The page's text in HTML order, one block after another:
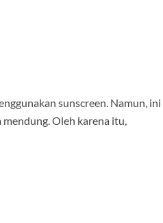
sunscreen. Namun, ini
mendung. Oleh karena itu,